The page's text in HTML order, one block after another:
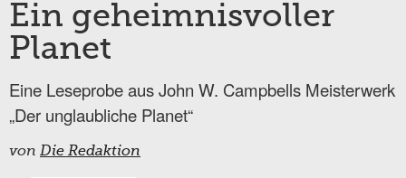
Ein geheimnisvoller
Planet
Eine Leseprobe aus John W. Campbells Meisterwerk
„Der unglaubliche Planet“
von Die Redaktion